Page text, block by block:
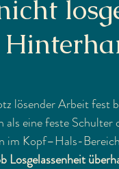
lösender Arbeit fest
eine feste
im Kopf–Hals-
Losgelassenheit